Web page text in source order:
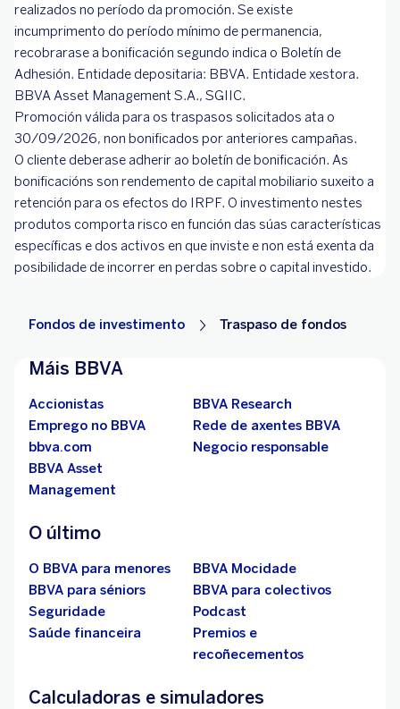
realizados no período da promoción. Se existe
incumprimento do período mínimo de permanencia,
recobrarase a bonificación segundo indica o Boletín de
Adhesión. Entidade depositaria: BBVA. Entidade xestora.
BBVA Asset Management S‌.‌A., SGIIC.
Promoción válida para os traspasos solicitados ata o
30/09/2026, non bonificados por anteriores campañas.
O cliente deberase adherir ao boletín de bonificación. As
bonificacións son rendemento de capital mobiliario suxeito a
retención para os efectos do IRPF. O investimento nestes
produtos comporta risco en función das súas características
específicas e dos activos en que inviste e non está exenta da
posibilidade de incorrer en perdas sobre o capital investido.
Fondos de investimento Traspaso de fondos
Máis BBVA
Accionistas
BBVA Research
Emprego no BBVA
Rede de axentes BBVA
bbva.com
Negocio responsable
BBVA Asset
Management
O último
O BBVA para menores
BBVA Mocidade
BBVA para séniors
BBVA para colectivos
Seguridade
Podcast
Saúde financeira
Premios e
recoñecementos
Calculadoras e simuladores